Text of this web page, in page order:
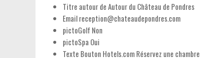
Titre autour deAutour du Château de Pondres
Emailreception@chateaudepondres.com
pictoGolf Non
pictoSpa Oui
Texte Bouton Hotels.comRéservez une chambre